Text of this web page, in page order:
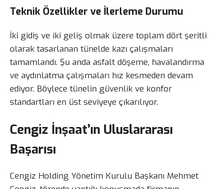
Teknik Özellikler ve İlerleme Durumu
İki gidiş ve iki geliş olmak üzere toplam dört şeritli
olarak tasarlanan tünelde kazı çalışmaları
tamamlandı. Şu anda asfalt döşeme, havalandırma
ve aydınlatma çalışmaları hız kesmeden devam
ediyor. Böylece tünelin güvenlik ve konfor
standartları en üst seviyeye çıkarılıyor.
Cengiz İnşaat’ın Uluslararası
Başarısı
Cengiz Holding Yönetim Kurulu Başkanı Mehmet